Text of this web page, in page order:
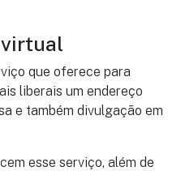
que oferece para
liberais um endereço
e também divulgação em
esse serviço, além de